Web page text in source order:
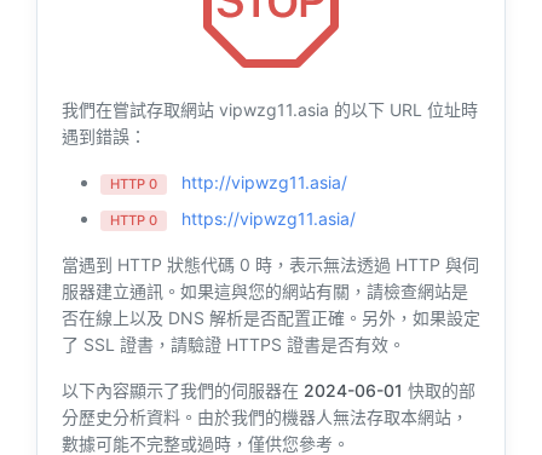
我們在嘗試存取網站 vipwzg11.asia 的以下 URL 位址時
遇到錯誤：
HTTP 0 http://vipwzg11.asia/
HTTP 0 https://vipwzg11.asia/
當遇到 HTTP 狀態代碼 0 時，表示無法透過 HTTP 與伺
服器建立通訊。如果這與您的網站有關，請檢查網站是
否在線上以及 DNS 解析是否配置正確。另外，如果設定
了 SSL 證書，請驗證 HTTPS 證書是否有效。
以下內容顯示了我們的伺服器在 2024-06-01 快取的部
分歷史分析資料。由於我們的機器人無法存取本網站，
數據可能不完整或過時，僅供您參考。